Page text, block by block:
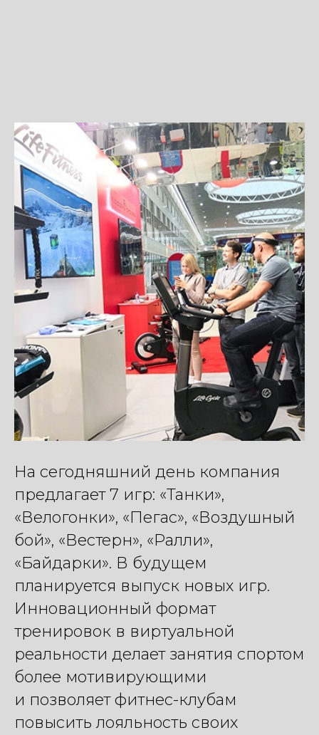
На сегодняшний день компания
предлагает 7 игр: «Танки»,
«Велогонки», «Пегас», «Воздушный
бой», «Вестерн», «Ралли»,
«Байдарки». В будущем
планируется выпуск новых игр.
Инновационный формат
тренировок в виртуальной
реальности делает занятия спортом
более мотивирующими
и позволяет фитнес-клубам
повысить лояльность своих